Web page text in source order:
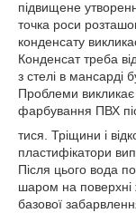
підвищене
точка роси
конденсату
Конденсат треба
з стелі в мансарді
Проблеми
фарбування ПВХ
тися. Тріщини і
пластифікатори
Після цього вода
шаром на поверхні
базової